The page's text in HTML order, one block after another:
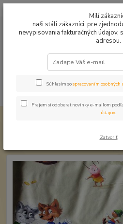
0949224331
9:00 -14:30
Bavlna
Bavlna Rozprávka
Milí
naši stáli zákazníci, pre
nevypisovania fakturačných údajov,
adresou.
Súhlasím sospracovaním osobných
Prajem si odoberať novinky e-mailom podľa
údajov.
Zatvoriť